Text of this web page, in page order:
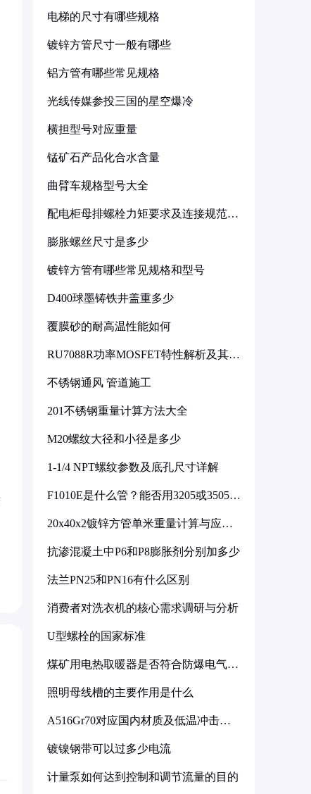
电梯的尺寸有哪些规格
镀锌方管尺寸一般有哪些
铝方管有哪些常见规格
光线传媒参投三国的星空爆冷
横担型号对应重量
锰矿石产品化合水含量
曲臂车规格型号大全
配电柜母排螺栓力矩要求及连接规范详
膨胀螺丝尺寸是多少
镀锌方管有哪些常见规格和型号
D400球墨铸铁井盖重多少
覆膜砂的耐高温性能如何
RU7088R功率MOSFET特性解析及其在
不锈钢通风 管道施工
201不锈钢重量计算方法大全
M20螺纹大径和小径是多少
1-1/4 NPT螺纹参数及底孔尺寸详解
F1010E是什么管？能否用3205或3505代
20x40x2镀锌方管单米重量计算与应用
抗渗混凝土中P6和P8膨胀剂分别加多少
法兰PN25和PN16有什么区别
消费者对洗衣机的核心需求调研与分析
U型螺栓的国家标准
煤矿用电热取暖器是否符合防爆电气设
照明母线槽的主要作用是什么
A516Gr70对应国内材质及低温冲击要
镀镍钢带可以过多少电流
计量泵如何达到控制和调节流量的目的